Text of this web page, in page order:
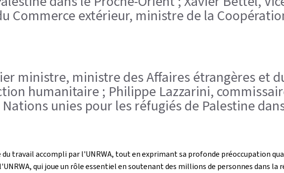
Commerce extérieur, ministre de la
ministre, ministre des Affaires étrangères et
humanitaire ; Philippe Lazzarini,
unies pour les réfugiés de Palestine
travail accompli par l'UNRWA, tout en exprimant sa profonde préoccupation
qui joue un rôle essentiel en soutenant des millions de personnes dans la